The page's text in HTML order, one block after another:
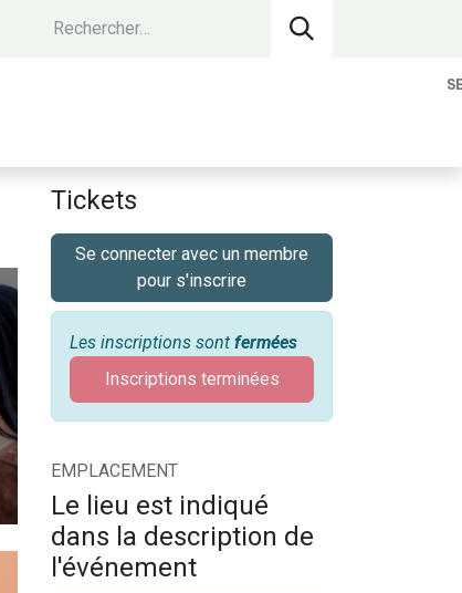
Tickets
Se connecter avec un membre
pour s'inscrire
Les inscriptions sont fermées
Inscriptions terminées
EMPLACEMENT
Le lieu est indiqué
dans la description de
l'événement